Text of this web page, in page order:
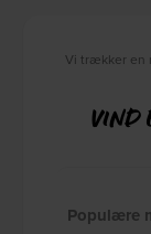
Vi trækker en
VIND
Populære